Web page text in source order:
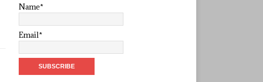
Name*
Email*